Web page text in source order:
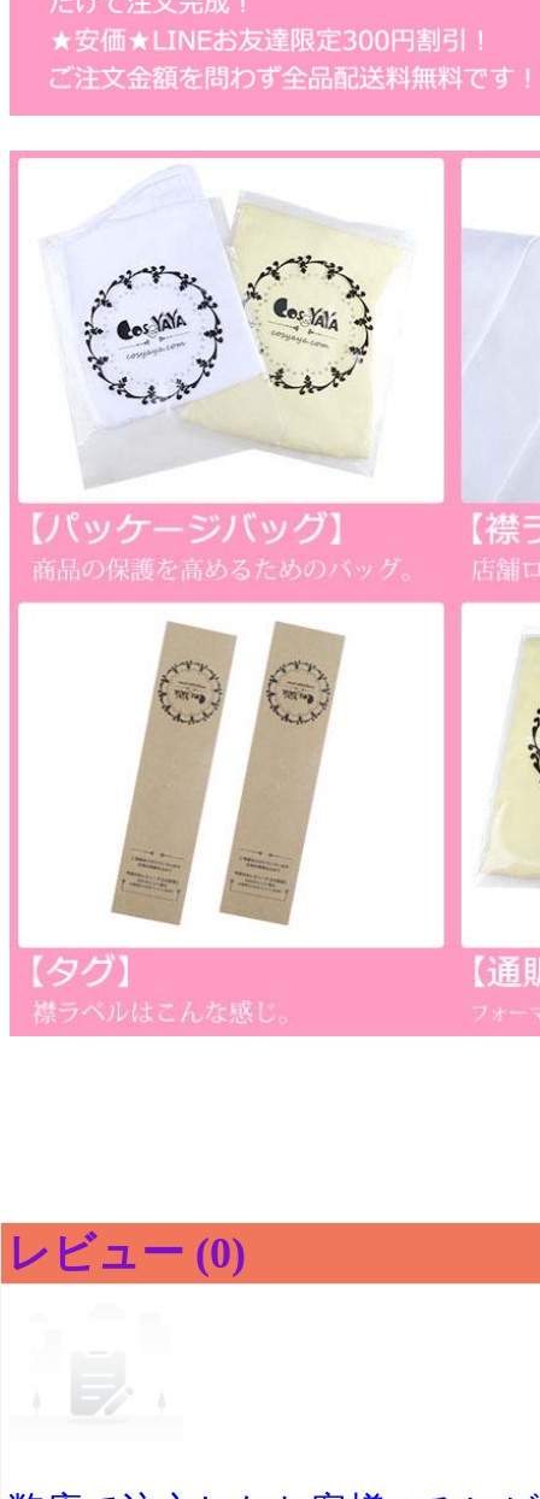
レビュー (0)